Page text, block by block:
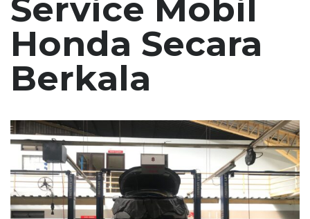
Service Mobil
Honda Secara
Berkala